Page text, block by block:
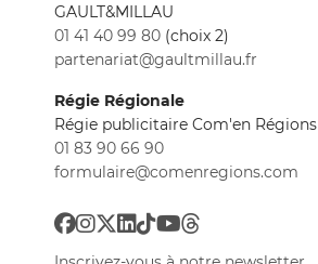
GAULT&MILLAU
01 41 40 99 80 (choix 2)
partenariat@gaultmillau.fr
Régie Régionale
Régie publicitaire Com'en Régions
01 83 90 66 90
formulaire@comenregions.com